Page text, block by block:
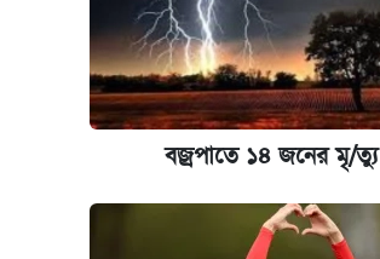
বজ্রপাতে ১৪ জনের মৃ/ত্যু